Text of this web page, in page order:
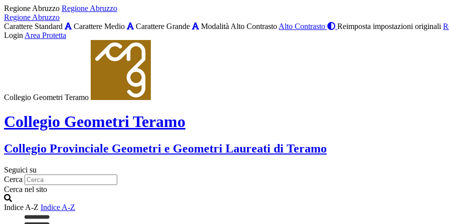
Regione Abruzzo Regione Abruzzo
Regione Abruzzo
Carattere Standard
Carattere Medio Carattere Grande Modalità Alto Contrasto Alto Contrasto Reimposta impostazioni originali
Login Area Protetta
Collegio Geometri Teramo
Collegio Geometri Teramo
Collegio Provinciale Geometri e Geometri Laureati di Teramo
Seguici su
Cerca
Cerca nel sito
Indice A-Z Indice A-Z